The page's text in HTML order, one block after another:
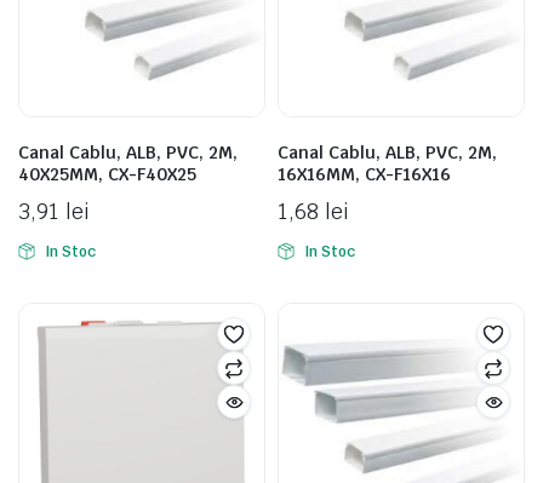
Canal Cablu, ALB, PVC, 2M,
40X25MM, CX-F40X25
3,91 lei
In Stoc
Canal Cablu, ALB, PVC, 2M,
16X16MM, CX-F16X16
1,68 lei
In Stoc